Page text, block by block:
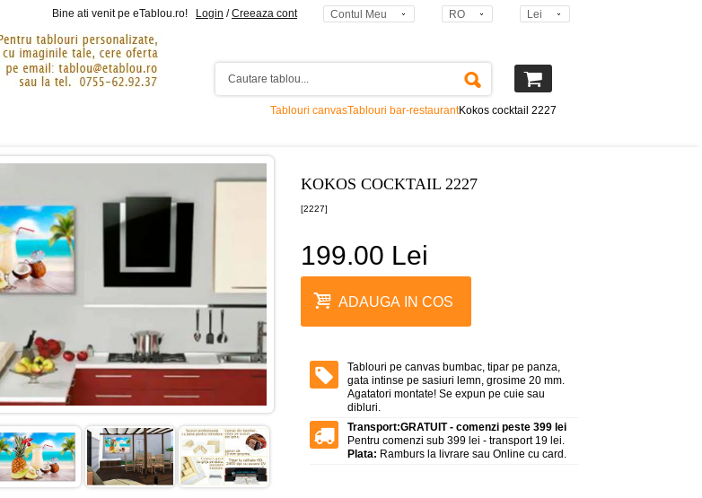
Bine ati venit pe eTablou.ro! Login /Creeaza cont Contul Meu RO Lei
Tablouri canvasTablouri bar-restaurantKokos cocktail 2227
KOKOS COCKTAIL 2227
[2227]
199.00 Lei
ADAUGA IN COS
Tablouri pe canvas bumbac, tipar pe panza,
gata intinse pe sasiuri lemn, grosime 20 mm.
Agatatori montate! Se expun pe cuie sau
dibluri.
Transport:GRATUIT - comenzi peste 399 lei
Pentru comenzi sub 399 lei - transport 19 lei.
Plata: Ramburs la livrare sau Online cu card.